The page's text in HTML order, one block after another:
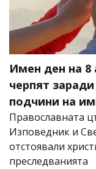
Имен ден на 8
черпят
подчини на
Православната
Изповедник и
отстоявали
преследванията